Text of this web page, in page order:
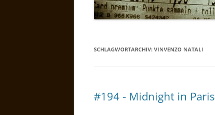
SCHLAGWORTARCHIV: VINVENZO NATALI
#194 - Midnight in Paris